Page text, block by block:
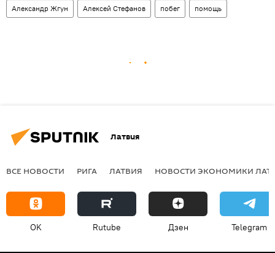
Александр Жгун Алексей Стефанов побег помощь
Латвия
ВСЕ НОВОСТИ РИГА ЛАТВИЯ НОВОСТИ ЭКОНОМИКИ
OK Rutube Дзен Telegram